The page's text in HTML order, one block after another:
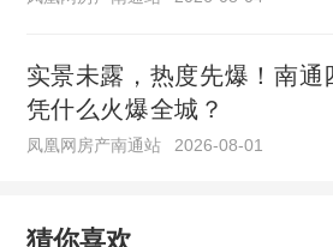
实景未露，热度先爆！南通
凭什么火爆全城？
凤凰网房产南通站 2026-08-01